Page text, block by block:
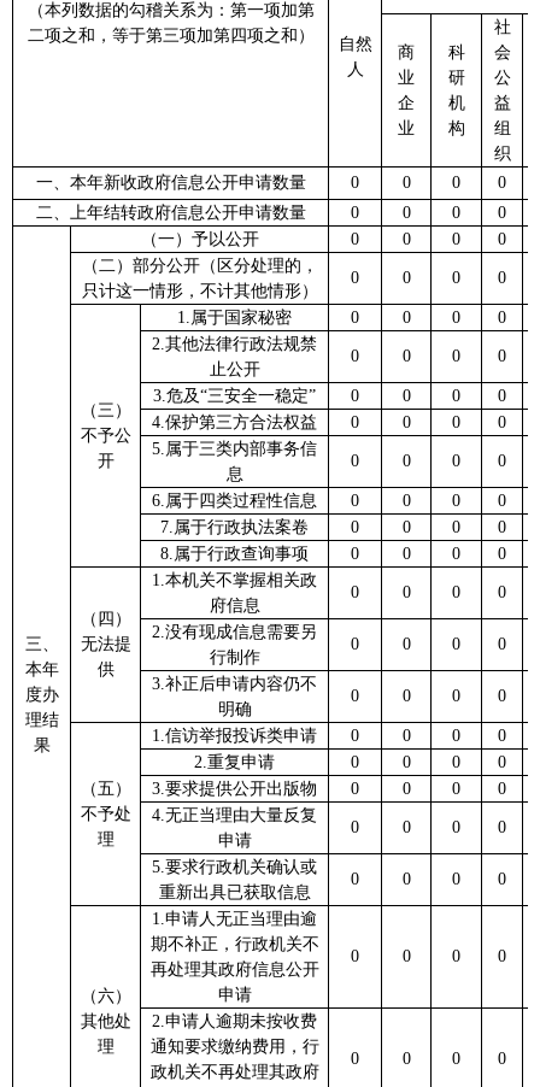
（本列数据的勾稽关系为：第一项加第
二项之和，等于第三项加第四项之和）
自然
人
商
业
企
业
科
研
机
构
社
会
公
益
组
织
一、本年新收政府信息公开申请数量
0 0 0
0
二、上年结转政府信息公开申请数量
0 0 0 0
三、
本年
度办
理结
果
（一）予以公开 0 0 0
0
（二）部分公开（区分处理的，
只计这一情形，不计其他情形）
0 0 0 0
（三）
不予公
开
1.属于国家秘密 0 0 0
0
2.其他法律行政法规禁
止公开
0 0 0 0
3.危及“三安全一稳定” 0 0 0
0
4.保护第三方合法权益
0 0 0
0
5.属于三类内部事务信
息
0 0 0 0
6.属于四类过程性信息 0 0 0
0
7.属于行政执法案卷
0 0 0
0
8.属于行政查询事项
0 0 0 0
（四）
无法提
供
1.本机关不掌握相关政
府信息
0 0 0 0
2.没有现成信息需要另
行制作
0 0 0 0
3.补正后申请内容仍不
明确
0 0 0 0
（五）
不予处
理
1.信访举报投诉类申请 0 0 0
0
2.重复申请
0 0 0
0
3.要求提供公开出版物
0 0 0
0
4.无正当理由大量反复
申请
0 0 0 0
5.要求行政机关确认或
重新出具已获取信息
0 0 0 0
（六）
其他处
理
1.申请人无正当理由逾
期不补正，行政机关不
再处理其政府信息公开
申请
0 0 0 0
2.申请人逾期未按收费
通知要求缴纳费用，行
政机关不再处理其政府
0 0 0 0